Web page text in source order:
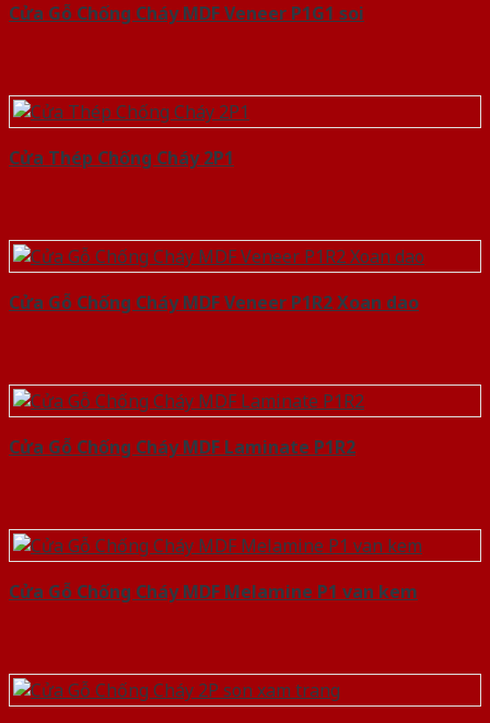
Cửa Gỗ Chống Cháy MDF Veneer P1G1 soi
Cửa Thép Chống Cháy 2P1
Cửa Gỗ Chống Cháy MDF Veneer P1R2 Xoan dao
Cửa Gỗ Chống Cháy MDF Laminate P1R2
Cửa Gỗ Chống Cháy MDF Melamine P1 van kem